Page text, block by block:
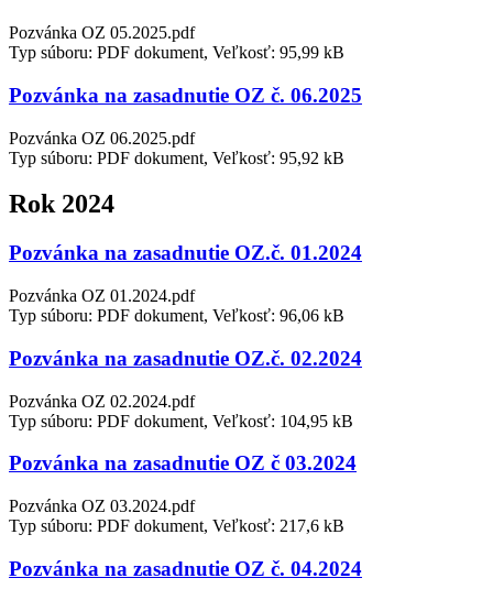
Pozvánka OZ 05.2025.pdf
Typ súboru: PDF dokument, Veľkosť: 95,99 kB
Pozvánka na zasadnutie OZ č. 06.2025
Pozvánka OZ 06.2025.pdf
Typ súboru: PDF dokument, Veľkosť: 95,92 kB
Rok 2024
Pozvánka na zasadnutie OZ.č. 01.2024
Pozvánka OZ 01.2024.pdf
Typ súboru: PDF dokument, Veľkosť: 96,06 kB
Pozvánka na zasadnutie OZ.č. 02.2024
Pozvánka OZ 02.2024.pdf
Typ súboru: PDF dokument, Veľkosť: 104,95 kB
Pozvánka na zasadnutie OZ č 03.2024
Pozvánka OZ 03.2024.pdf
Typ súboru: PDF dokument, Veľkosť: 217,6 kB
Pozvánka na zasadnutie OZ č. 04.2024